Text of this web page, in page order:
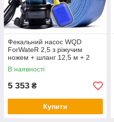
Фекальний насос WQD
ForWateR 2,5 з ріжучим
ножем + шланг 12,5 м + 2
роки гарантії сертифікат
В наявності
5 353 ₴
Купити